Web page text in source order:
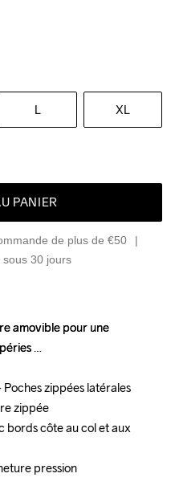
L XL
PANIER
de plus de €50
sous 30 jours
amovible pour une
zippées latérales
zippée
bords côte au col et aux
pression
amovible pour une
zippées latérales
zippée
bords côte au col et aux
pression